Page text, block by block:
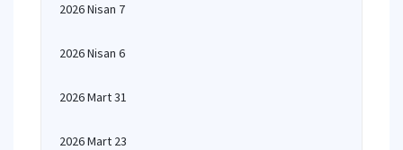
2026 Nisan 7
2026 Nisan 6
2026 Mart 31
2026 Mart 23